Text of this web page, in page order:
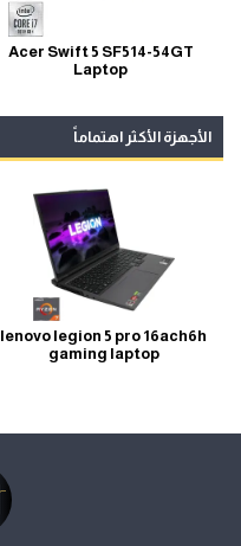
Acer Swift 5 SF514-54GT
Laptop
الأجهزة الأكثر اهتماماً
lenovo legion 5 pro 16ach6h
gaming laptop